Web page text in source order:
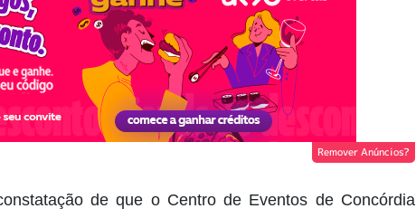
Remover Anúncios?
de que o Centro de Eventos de Concórdia